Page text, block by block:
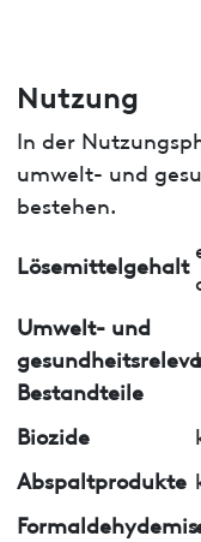
Nutzung
In der
umwelt- und
bestehen.
Lösemittelgehalt
Umwelt- und
Bestandteile
Biozide
Abspaltprodukte